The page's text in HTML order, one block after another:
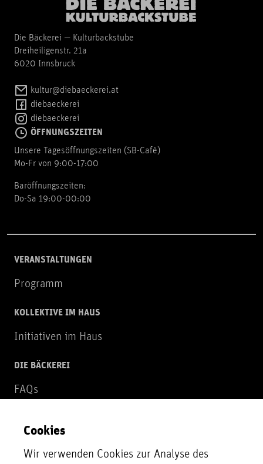
Die Bäckerei — Kulturbackstube
Dreiheiligenstr. 21a
6020 Innsbruck
kultur@diebaeckerei.at
diebaeckerei
diebaeckerei
ÖFFNUNGSZEITEN
Unsere Tagesöffnungszeiten (SB-Cafè)
Mo-Fr von 9:00-17:00
Baröffnungszeiten:
Do-Sa 19:00-00:00
VERANSTALTUNGEN
Programm
KOLLEKTIVE IM HAUS
Initiativen im Haus
DIE BÄCKEREI
FAQs
NEWSLETTER
Zur Newsletter Anmeldung
Cookies
Wir verwenden Cookies zur Analyse des